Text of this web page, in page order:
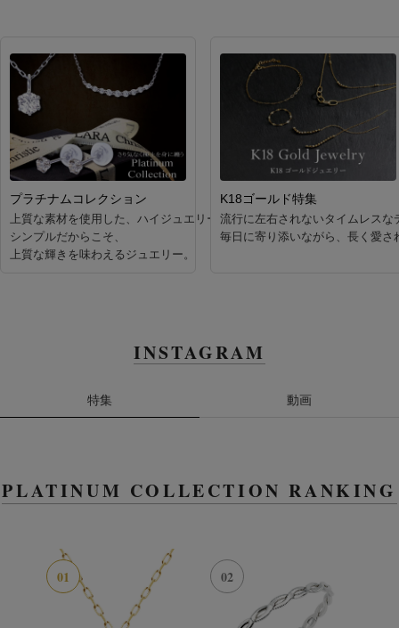
プラチナムコレクション
上質な素材を使用した、ハイジュエリーライン。
シンプルだからこそ、
上質な輝きを味わえるジュエリー。
K18ゴールド特集
流行に左右されないタイムレス
毎日に寄り添いながら、長く愛
INSTAGRAM
特集 動画
PLATINUM COLLECTION RANKING
01 02